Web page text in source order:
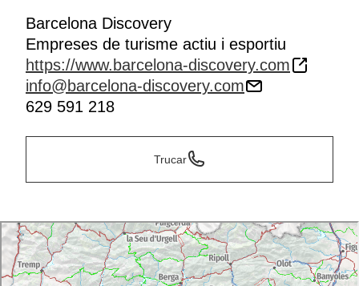
Barcelona Discovery
Empreses de turisme actiu i esportiu
https://www.barcelona-discovery.com
info@barcelona-discovery.com
629 591 218
Trucar